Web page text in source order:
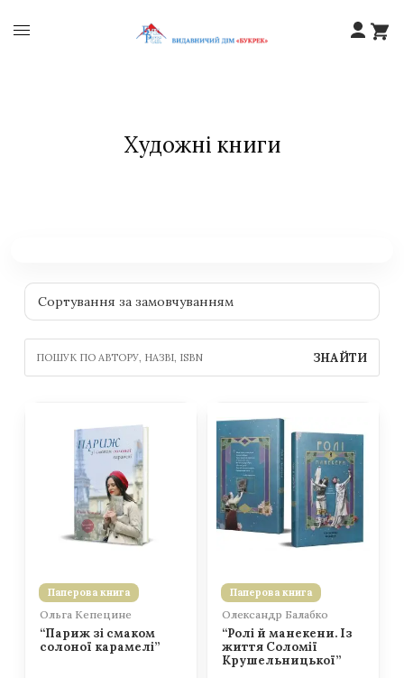
Художні книги
ЗНАЙТИ
Паперова книга
Ольга Кепецине
“Париж зі смаком
солоної карамелі”
Паперова книга
Олександр Балабко
“Ролі й манекени. Із
життя Соломії
Крушельницької”